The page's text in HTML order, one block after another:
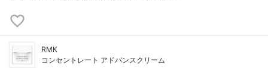
RMK
コンセントレート アドバンスクリーム